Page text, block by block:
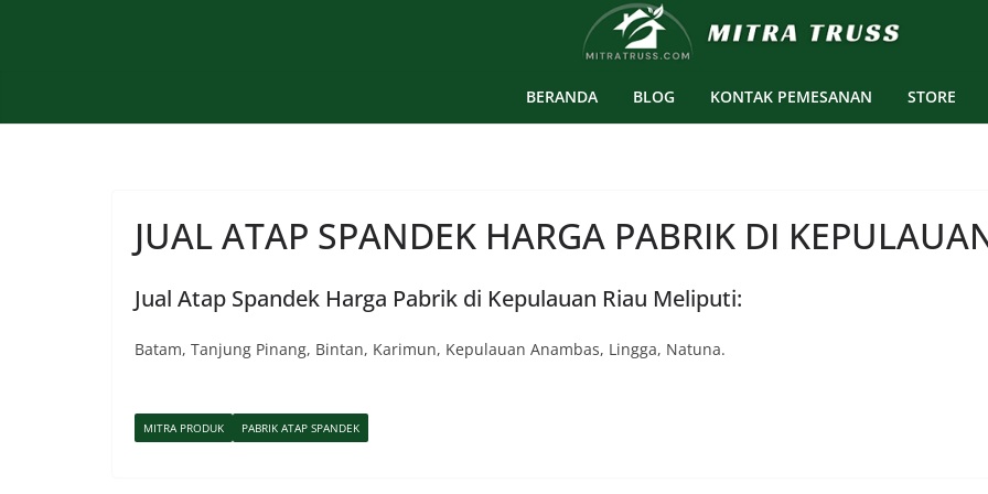
BERANDA BLOG KONTAK PEMESANAN STORE
JUAL ATAP SPANDEK HARGA PABRIK DI
Jual Atap Spandek Harga Pabrik di Kepulauan Riau Meliputi:
Batam, Tanjung Pinang, Bintan, Karimun, Kepulauan Anambas, Lingga, Natuna.
MITRA PRODUK PABRIK ATAP SPANDEK